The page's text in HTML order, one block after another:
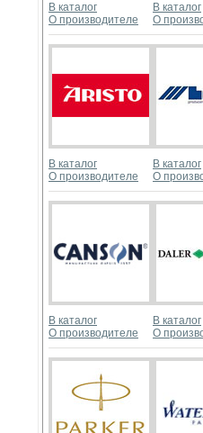
В каталог
О производителе
В каталог
О
В каталог
О производителе
В каталог
О
В каталог
О производителе
В каталог
О